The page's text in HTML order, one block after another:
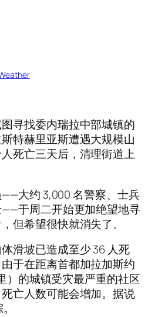
寻找委内瑞拉中部城镇的
特赫里亚斯遭遇大规模山
死亡三天后，清理街道上
大约 3,000 名警察、士兵
于周二开始更加绝望地寻
但希望很快就消失了。
滑坡已造成至少 36 人死
于在距离首都加拉加斯约
）的城镇受灾最严重的社区
亡人数可能会增加。据说